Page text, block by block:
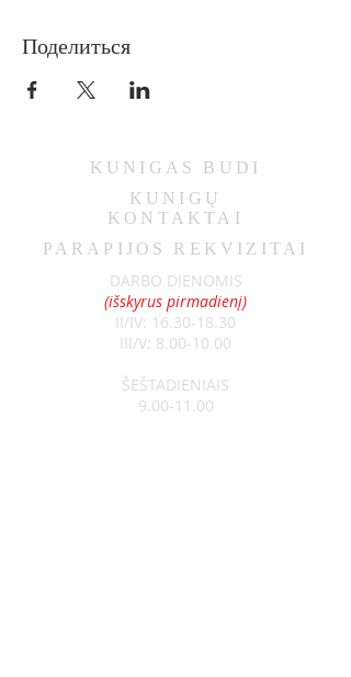
Поделиться
KUNIGAS BUDI
KUNIGŲ
KONTAKTAI
PARAPIJOS REKVIZITAI
DARBO DIENOMIS
(išskyrus pirmadienį)
II/IV: 16.30-18.30
III/V: 8.00-10.00
ŠEŠTADIENIAIS
9.00-11.00